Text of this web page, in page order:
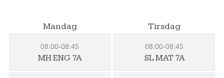
Mandag
08:00-08:45
MH ENG 7A
Tirsdag
08:00-08:45
SL MAT 7A